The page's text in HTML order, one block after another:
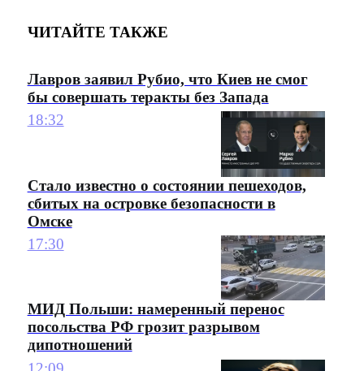
ЧИТАЙТЕ ТАКЖЕ
Лавров заявил Рубио, что Киев не смог
бы совершать теракты без Запада
18:32
Стало известно о состоянии пешеходов,
сбитых на островке безопасности в
Омске
17:30
МИД Польши: намеренный перенос
посольства РФ грозит разрывом
дипотношений